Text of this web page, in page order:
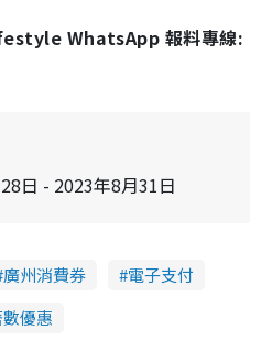
WhatsApp 報料專線:
日 - 2023年8月31日
廣州消費券
電子支付
優惠